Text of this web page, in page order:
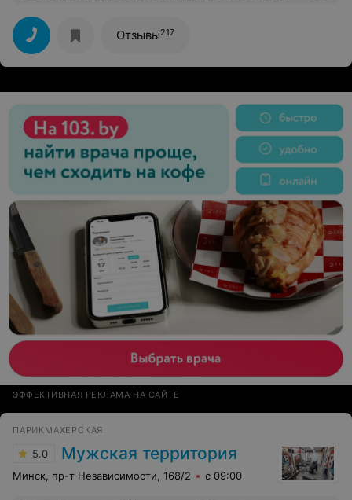
Отзывы217
ЭФФЕКТИВНАЯ РЕКЛАМА НА САЙТЕ
ПАРИКМАХЕРСКАЯ
5.0 Мужская территория
Минск, пр-т Независимости, 168/2 с 09:00